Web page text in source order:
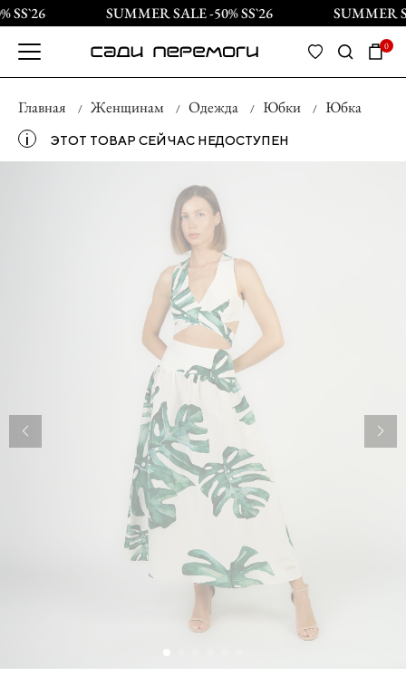
SS`26 SUMMER SALE -50% SS`26 SUMMER
0
Главная Женщинам Одежда Юбки Юбка
і ЭТОТ ТОВАР СЕЙЧАС НЕДОСТУПЕН